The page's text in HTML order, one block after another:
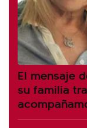
El mensaje
su familia